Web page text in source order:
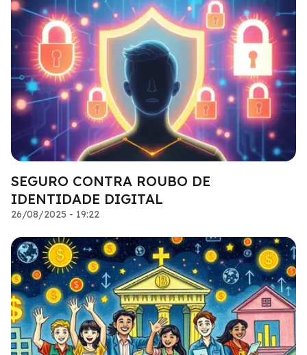
SEGURO CONTRA ROUBO DE
IDENTIDADE DIGITAL
26/08/2025 - 19:22